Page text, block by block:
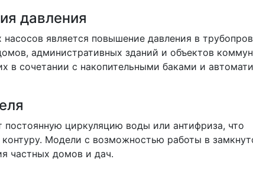
давления
является повышение давления в
административных зданий и объектов
в сочетании с накопительными баками и
циркуляцию воды или антифриза, что
Модели с возможностью работы в
частных домов и дач.